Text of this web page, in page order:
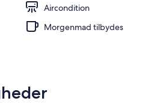
Aircondition
Morgenmad tilbydes